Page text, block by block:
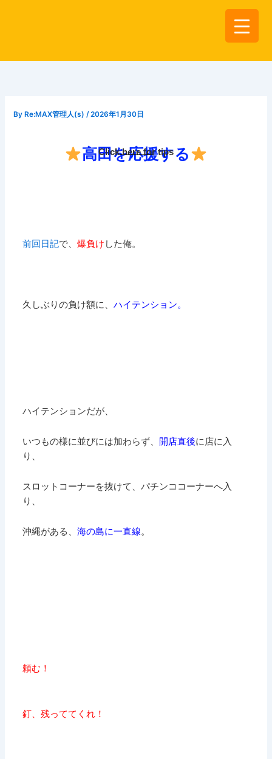
By Re:MAX管理人(s)/2026年1月30日
高田を応援する
Click here for tips
前回日記で、爆負け した俺。
久しぶりの負け額に、ハイテンション。
ハイテンションだが、
いつもの様に並びには加わらず、 開店直後に店に入
り、
スロットコーナーを抜けて、パチンココーナーへ入
り、
沖縄がある、海の島に一直線。
頼む！
釘、残っててくれ！